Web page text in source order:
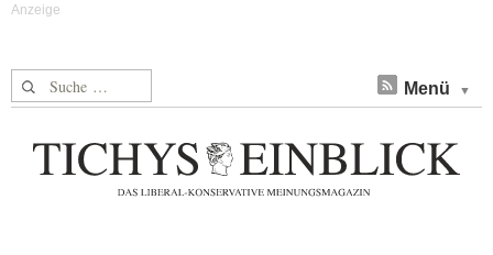
Suche nach: Menü